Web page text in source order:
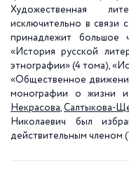
Художественная
исключительно в связи
принадлежит большое
«История русской
этнографии» (4 тома),
«Общественное
монографии о жизни
Некрасова, Салтыкова-
Николаевич был
действительным членом